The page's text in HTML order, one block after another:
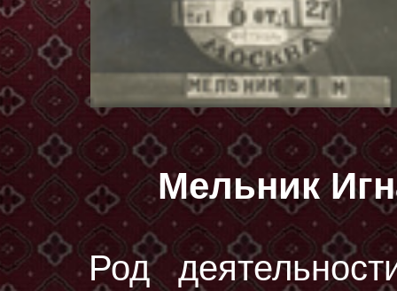
Мельник
Род